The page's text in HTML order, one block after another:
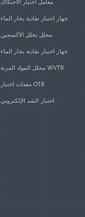
معامل اختبار الاحتكاك
جهاز اختبار نفاذية بخار الماء
محلل تخلل الأكسجين
جهاز اختبار نفاذية بخار الماء
محلل المواد المرنة WVTR
معدات اختبار OTR
اختبار الشد الإلكتروني